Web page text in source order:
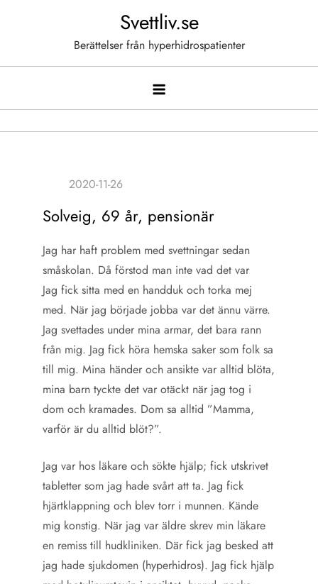
Svettliv.se
Berättelser från hyperhidrospatienter
Solveig, 69 år, pensionär
Jag har haft problem med svettningar sedan
småskolan. Då förstod man inte vad det var
Jag fick sitta med en handduk och torka mej
med. När jag började jobba var det ännu värre.
Jag svettades under mina armar, det bara rann
från mig. Jag fick höra hemska saker som folk sa
till mig. Mina händer och ansikte var alltid blöta,
mina barn tyckte det var otäckt när jag tog i
dom och kramades. Dom sa alltid ”Mamma,
varför är du alltid blöt?”.
Jag var hos läkare och sökte hjälp; fick utskrivet
tabletter som jag hade svårt att ta. Jag fick
hjärtklappning och blev torr i munnen. Kände
mig konstig. När jag var äldre skrev min läkare
en remiss till hudkliniken. Där fick jag besked att
jag hade sjukdomen (hyperhidros). Jag fick hjälp